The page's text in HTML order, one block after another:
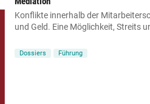
Konflikte innerhalb der
und Geld. Eine Möglichkeit, Streits
Dossiers Führung